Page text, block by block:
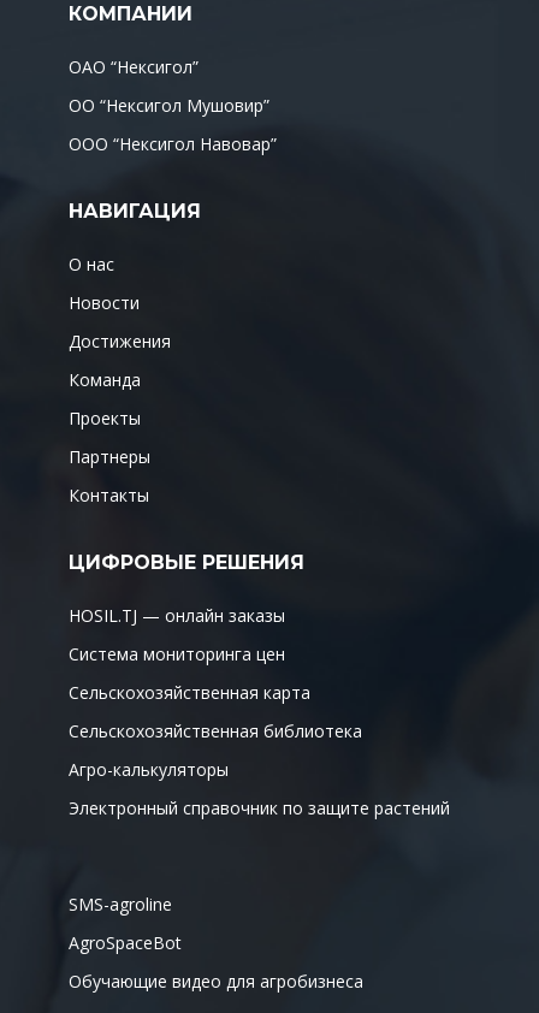
КОМПАНИИ
ОАО “Нексигол”
ОО “Нексигол Мушовир”
ООО “Нексигол Навовар”
НАВИГАЦИЯ
О нас
Новости
Достижения
Команда
Проекты
Партнеры
Контакты
ЦИФРОВЫЕ РЕШЕНИЯ
HOSIL.TJ — онлайн заказы
Система мониторинга цен
Сельскохозяйственная карта
Сельскохозяйственная библиотека
Агро-калькуляторы
Электронный справочник по защите растений
SMS-agroline
AgroSpaceBot
Обучающие видео для агробизнеса